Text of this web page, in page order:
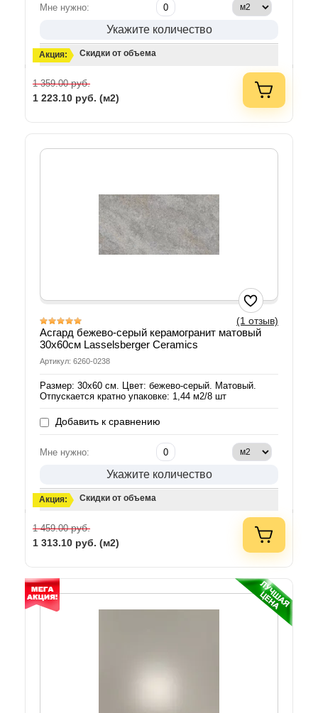
Мне нужно:
Укажите количество
Акция: Скидки от объема
1 359.00руб.
1 223.10 руб. (м2)
(1 отзыв)
Асгард бежево-серый керамогранит матовый
30х60см Lasselsberger Ceramics
Артикул: 6260-0238
Размер: 30х60 см. Цвет: бежево-серый. Матовый.
Отпускается кратно упаковке: 1,44 м2/8 шт
Добавить к сравнению
Мне нужно:
Укажите количество
Акция: Скидки от объема
1 459.00руб.
1 313.10 руб. (м2)